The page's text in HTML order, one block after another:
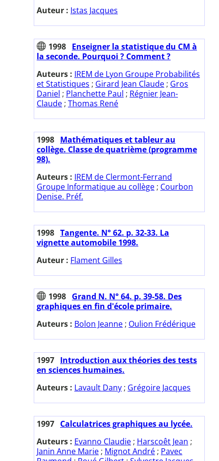
Auteur : Istas Jacques
1998 Enseigner la statistique du CM à
la seconde. Pourquoi ? Comment ?
Auteurs : IREM de Lyon Groupe Probabilités
et Statistiques ; Girard Jean Claude ; Gros
Daniel ; Planchette Paul ; Régnier Jean-
Claude ; Thomas René
1998 Mathématiques et tableur au
collège. Classe de quatrième (programme
98).
Auteurs : IREM de Clermont-Ferrand
Groupe Informatique au collège ; Courbon
Denise. Préf.
1998 Tangente. N° 62. p. 32-33. La
vignette automobile 1998.
Auteur : Flament Gilles
1998 Grand N. N° 64. p. 39-58. Des
graphiques en fin d'école primaire.
Auteurs : Bolon Jeanne ; Oulion Frédérique
1997 Introduction aux théories des tests
en sciences humaines.
Auteurs : Lavault Dany ; Grégoire Jacques
1997 Calculatrices graphiques au lycée.
Auteurs : Evanno Claudie ; Harscoêt Jean ;
Janin Anne Marie ; Mignot André ; Pavec